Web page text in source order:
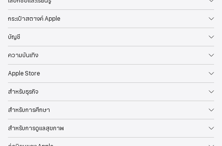
กระเป๋าสตางค์ Apple
บัญชี
ความบันเทิง
Apple Store
สำหรับธุรกิจ
สำหรับการศึกษา
สำหรับการดูแลสุขภาพ